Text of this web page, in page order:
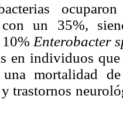
con un 35%,
Enterobacter
en individuos que
una mortalidad
y trastornos